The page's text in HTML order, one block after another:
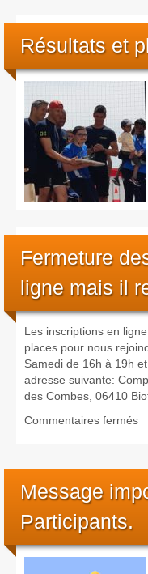
Résultats et
Fermeture
ligne mais il
Les inscriptions en
places pour nous
Samedi de 16h à 19h
adresse suivante:
des Combes, 06410
Commentaires ferméssur
Message
Participants.